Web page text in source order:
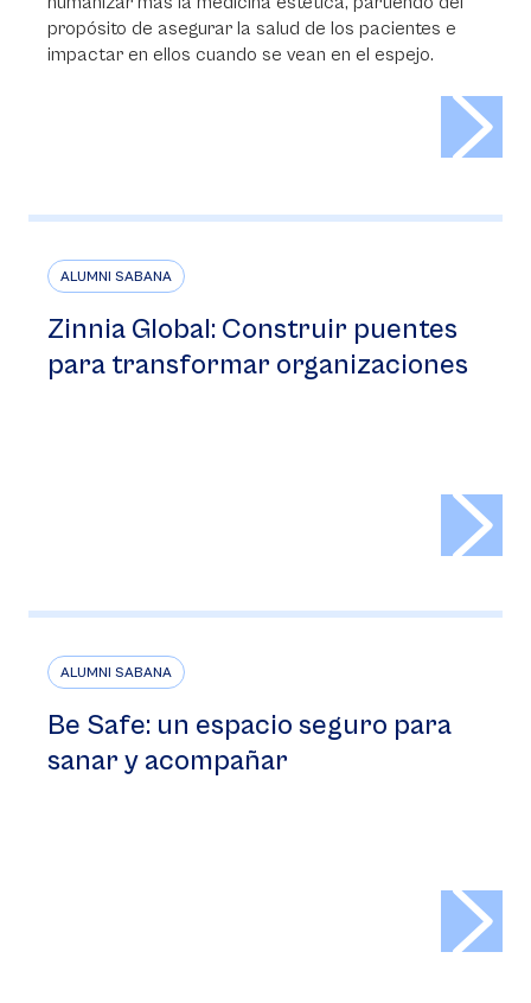
propósito de asegurar la salud de los pacientes e
impactar en ellos cuando se vean en el espejo.
ALUMNI SABANA
Zinnia Global: Construir puentes
para transformar organizaciones
ALUMNI SABANA
Be Safe: un espacio seguro para
sanar y acompañar